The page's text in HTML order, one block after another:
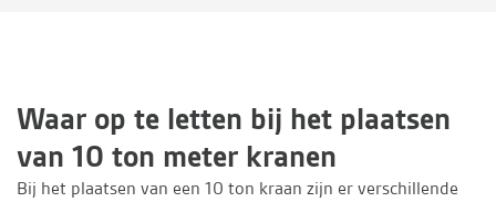
Waar op te letten bij het plaatsen
van 10 ton meter kranen
Bij het plaatsen van een 10 ton kraan zijn er verschillende